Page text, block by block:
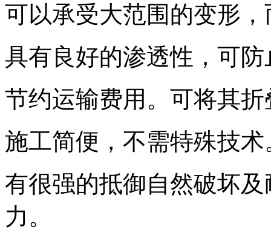
可以承受大范围的变形
具有良好的渗透性，可
节约运输费用。可将其
施工简便，不需特殊技术
有很强的抵御自然破坏
力。